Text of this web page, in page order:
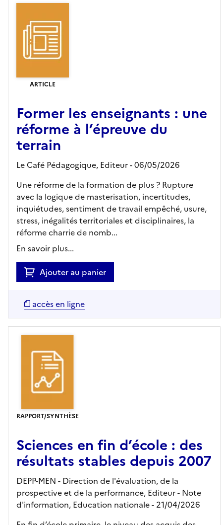
ARTICLE
Former les enseignants : une
réforme à l’épreuve du
terrain
Le Café Pédagogique, Editeur- 06/05/2026
Une réforme de la formation de plus ? Rupture
avec la logique de masterisation, incertitudes,
inquiétudes, sentiment de travail empêché, usure,
stress, inégalités territoriales et disciplinaires, la
réforme charrie de nomb...
En savoir plus...
Ajouter au panier
accès en ligne
RAPPORT/SYNTHÈSE
Sciences en fin d’école : des
résultats stables depuis 2007
DEPP-MEN - Direction de l'évaluation, de la
prospective et de la performance, Editeur- Note
d'information, Education nationale- 21/04/2026